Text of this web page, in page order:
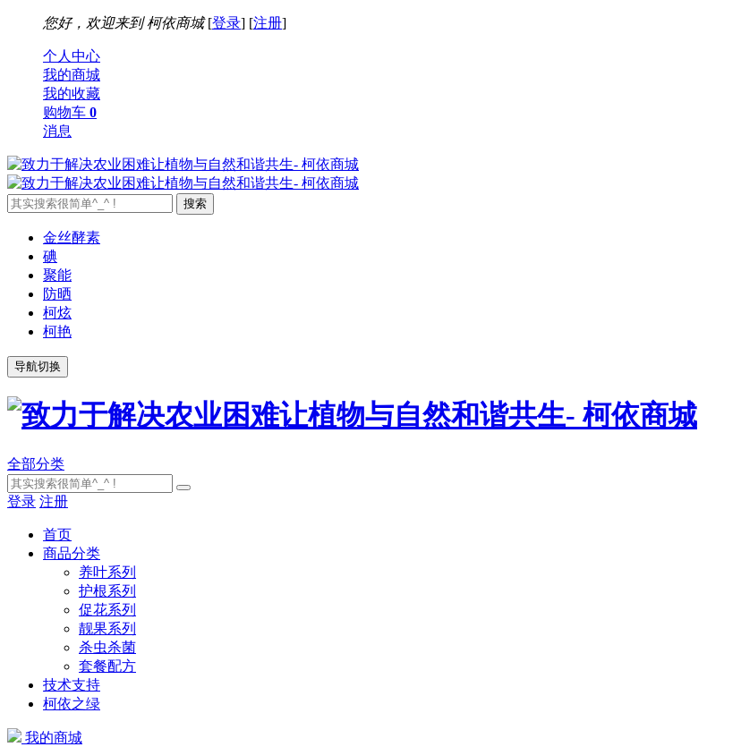
您好，欢迎来到 柯依商城[登录] [注册]
个人中心
我的商城
我的收藏
购物车 0
消息
金丝酵素
碘
聚能
防晒
柯炫
柯艳
导航切换
全部分类
登录 注册
首页
商品分类
养叶系列
护根系列
促花系列
靓果系列
杀虫杀菌
套餐配方
技术支持
柯依之绿
我的商城